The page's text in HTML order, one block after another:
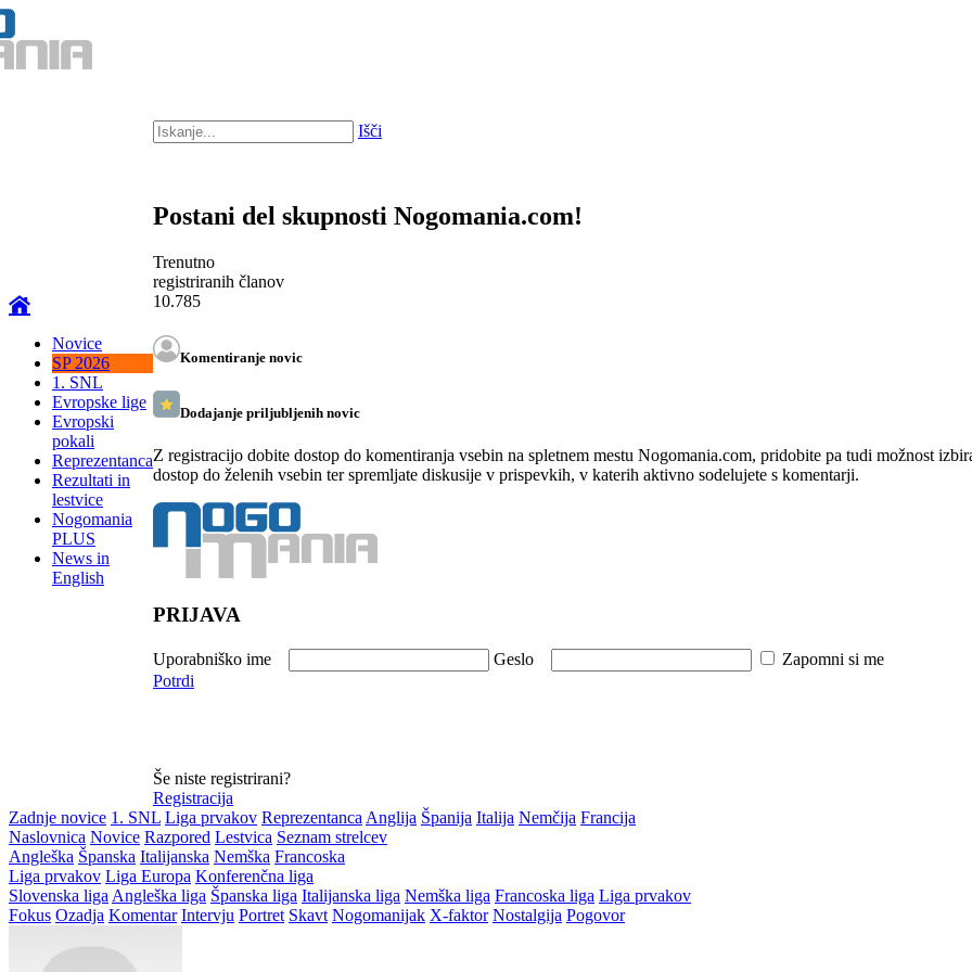
Novice
SP 2026
1. SNL
Evropske lige
Evropski
pokali
Reprezentanca
Rezultati in
lestvice
Nogomania
PLUS
News in
English
Išči
Postani del skupnosti Nogomania.com!
Trenutno
registriranih članov
10.785
Komentiranje novic
Dodajanje priljubljenih novic
Z registracijo dobite dostop do komentiranja vsebin na spletnem mestu Nogomania.com, pridobite pa tudi možnost
dostop do želenih vsebin ter spremljate diskusije v prispevkih, v katerih aktivno sodelujete s komentarji.
PRIJAVA
Uporabniško ime Geslo Zapomni si me
Potrdi
Še niste registrirani?
Registracija
Zadnje novice 1. SNL Liga prvakov Reprezentanca Anglija Španija Italija Nemčija Francija
Naslovnica Novice Razpored Lestvica Seznam strelcev
Angleška Španska Italijanska Nemška Francoska
Liga prvakov Liga Europa Konferenčna liga
Slovenska liga Angleška liga Španska liga Italijanska liga Nemška liga Francoska liga Liga prvakov
Fokus Ozadja Komentar Intervju Portret Skavt Nogomanijak X-faktor Nostalgija Pogovor